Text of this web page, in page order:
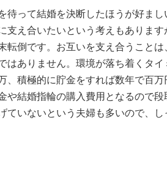
待って結婚を決断したほうが好まし
支え合いたいという考えもあります
転倒です。お互いを支え合うこと
ありません。環境が落ち着くタイ
積極的に貯金をすれば数年で百万
や結婚指輪の購入費用となるので
ていないという夫婦も多いので、